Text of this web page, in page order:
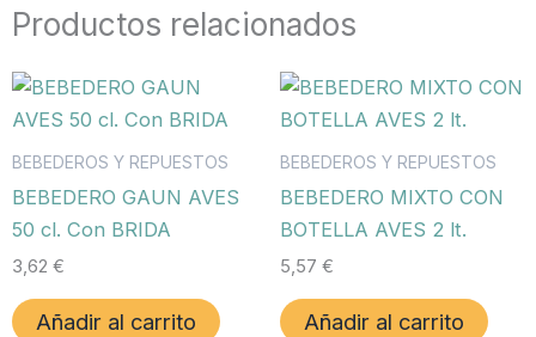
Productos relacionados
BEBEDEROS Y REPUESTOS
BEBEDERO GAUN AVES
50 cl. Con BRIDA
3,62 €
Añadir al carrito
BEBEDEROS Y REPUESTOS
BEBEDERO MIXTO CON
BOTELLA AVES 2 lt.
5,57 €
Añadir al carrito